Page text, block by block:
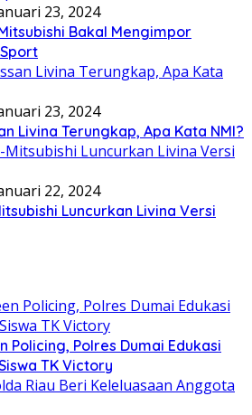
23, 2024
Bakal Mengimpor
23, 2024
Livina Terungkap, Apa Kata NMI?
22, 2024
Luncurkan Livina Versi
Policing, Polres Dumai Edukasi
TK Victory